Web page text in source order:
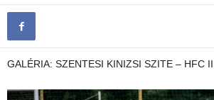
GALÉRIA: SZENTESI KINIZSI SZITE – HFC II.